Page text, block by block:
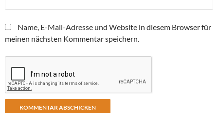
Name, E-Mail-Adresse und Website in diesem Browser für
meinen nächsten Kommentar speichern.